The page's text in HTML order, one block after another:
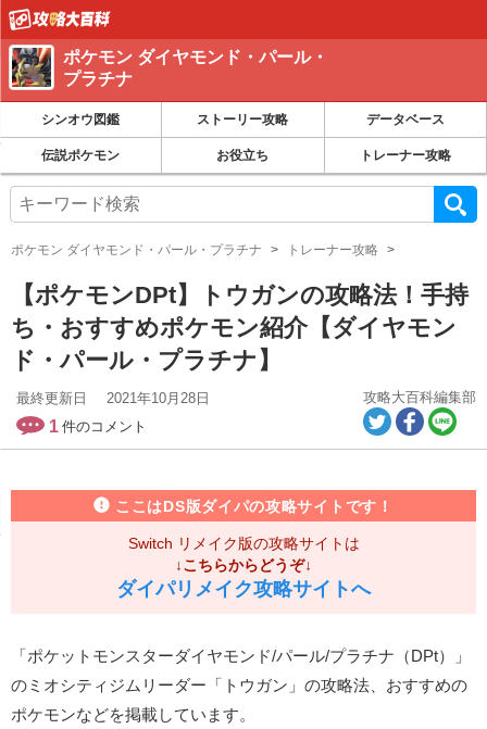
ポケモン ダイヤモンド・パール・
プラチナ
シンオウ図鑑 ストーリー攻略 データベース
伝説ポケモン お役立ち トレーナー攻略
ポケモン ダイヤモンド・パール・プラチナ トレーナー攻略
【ポケモンDPt】トウガンの攻略法！手持
ち・おすすめポケモン紹介【ダイヤモン
ド・パール・プラチナ】
最終更新日 2021年10月28日
1 件のコメント
攻略大百科編集部
ここはDS版ダイパの攻略サイトです！
Switch リメイク版の攻略サイトは
↓こちらからどうぞ↓
ダイパリメイク攻略サイトへ
「ポケットモンスターダイヤモンド/パール/プラチナ（DPt）」
のミオシティジムリーダー「トウガン」の攻略法、おすすめの
ポケモンなどを掲載しています。